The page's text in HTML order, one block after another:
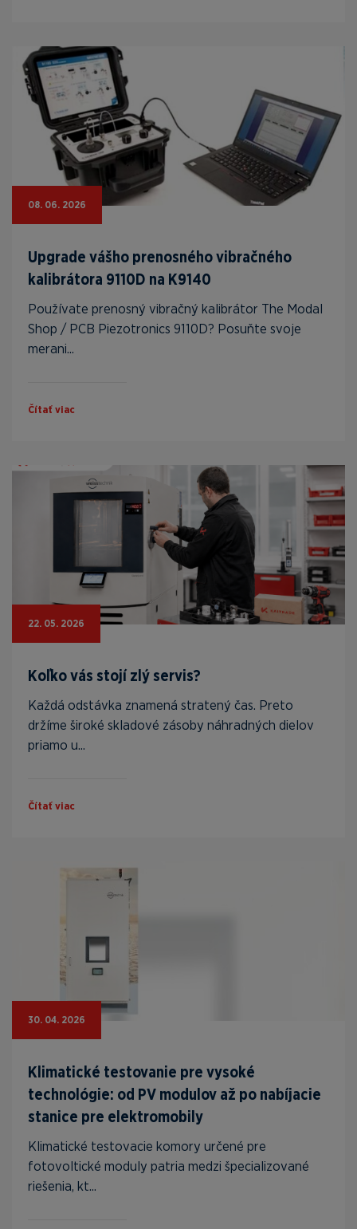
08. 06. 2026
Upgrade vášho prenosného vibračného
kalibrátora 9110D na K9140
Používate prenosný vibračný kalibrátor The Modal
Shop / PCB Piezotronics 9110D? Posuňte svoje
merani...
Čítať viac
22. 05. 2026
Koľko vás stojí zlý servis?
Každá odstávka znamená stratený čas. Preto
držíme široké skladové zásoby náhradných dielov
priamo u...
Čítať viac
30. 04. 2026
Klimatické testovanie pre vysoké
technológie: od PV modulov až po nabíjacie
stanice pre elektromobily
Klimatické testovacie komory určené pre
fotovoltické moduly patria medzi špecializované
riešenia, kt...